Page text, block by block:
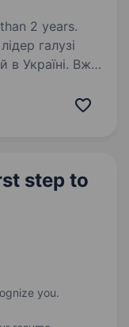
2 years.
галузі
в Україні. Вже
рішеннями для
step to
you.